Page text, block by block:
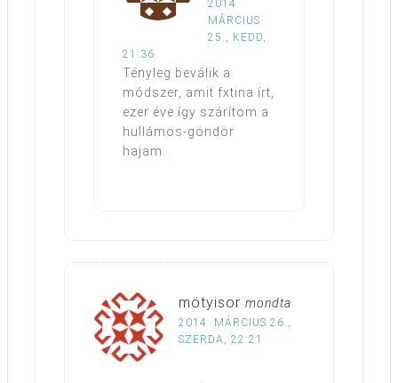
2014.
MÁRCIUS
25., KEDD,
21:36
Tényleg beválik a
módszer, amit fxtina írt,
ezer éve így szárítom a
hullámos-göndör
hajam.
mötyisor mondta
2014. MÁRCIUS 26.,
SZERDA, 22:21